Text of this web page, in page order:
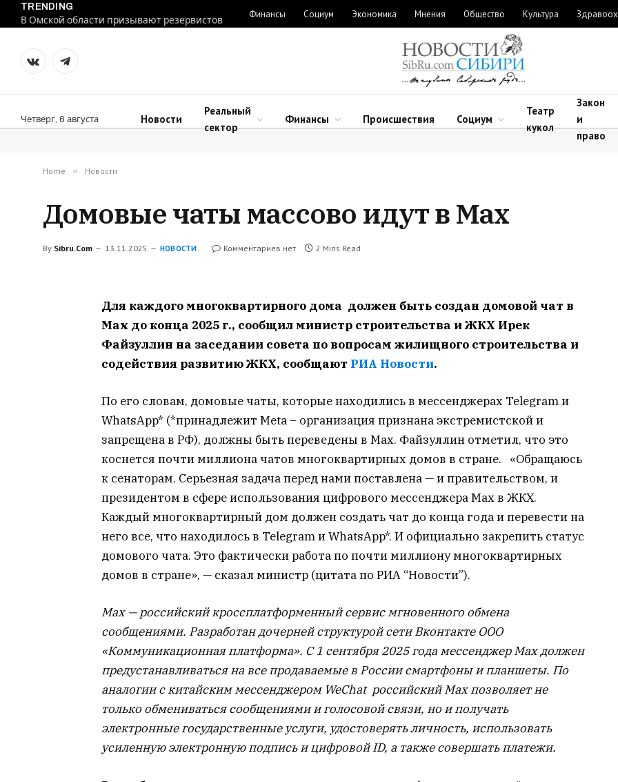
TRENDING
В Омской области призывают резервистов
Финансы Социум Экономика Мнения Общество Культура
VKontakteTelegram
Четверг, 6 августа Новости
Реальный
сектор
Финансы Происшествия Социум
Театр
кукол
Закон
и
право
Home » Новости
Домовые чаты массово идут в Max
By Sibru.Com 13.11.2025 НОВОСТИ Комментариев нет 2 Mins Read
Для каждого многоквартирного дома должен быть создан домовой чат в
Мах до конца 2025 г., сообщил министр строительства и ЖКХ Ирек
Файзуллин на заседании совета по вопросам жилищного строительства и
содействия развитию ЖКХ, сообщают РИА Новости.
По его словам, домовые чаты, которые находились в мессенджерах Telegram и
WhatsApp* (*принадлежит Meta – организация признана экстремистской и
запрещена в РФ), должны быть переведены в Мах. Файзуллин отметил, что это
коснется почти миллиона чатов многоквартирных домов в стране. «Обращаюсь
к сенаторам. Серьезная задача перед нами поставлена — и правительством, и
президентом в сфере использования цифрового мессенджера Max в ЖКХ.
Каждый многоквартирный дом должен создать чат до конца года и перевести на
него все, что находилось в Telegram и WhatsApp*. И официально закрепить статус
домового чата. Это фактически работа по почти миллиону многоквартирных
домов в стране», — сказал министр (цитата по РИА “Новости”).
Max — российский кроссплатформенный сервис мгновенного обмена
сообщениями. Разработан дочерней структурой сети Вконтакте ООО
«Коммуникационная платформа». С 1 сентября 2025 года мессенджер Max должен
предустанавливаться на все продаваемые в России смартфоны и планшеты. По
аналогии с китайским мессенджером WeChat российский Мах позволяет не
только обмениваться сообщениями и голосовой связи, но и получать
электронные государственные услуги, удостоверять личность, использовать
усиленную электронную подпись и цифровой ID, а также совершать платежи.